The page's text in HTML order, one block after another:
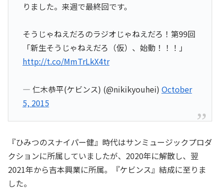
りました。来週で最終回です。
そうじゃねえだろのラジオじゃねえだろ！第99回
「新生そうじゃねえだろ（仮）、始動！！！」
http://t.co/MmTrLkX4tr
— 仁木恭平(ケビンス) (@nikikyouhei) October
5, 2015
『ひみつのスナイパー健』時代はサンミュージックプロダ
クションに所属していましたが、2020年に解散し、翌
2021年から吉本興業に所属。『ケビンス』結成に至りま
した。